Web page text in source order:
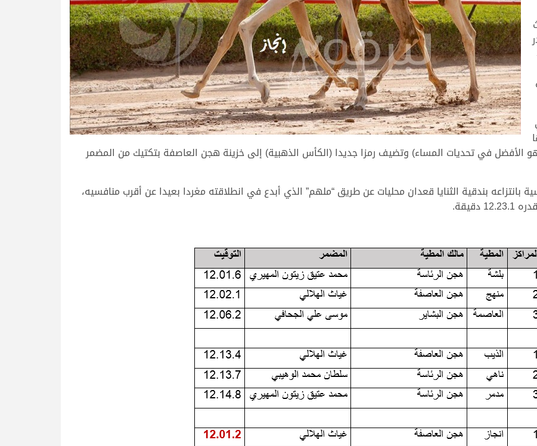
(هو الأفضل في تحديات المساء) وتضيف رمزا جديدا (الكأس الذهبية) إلى خزينة هجن العاصفة بتكتيك من المضمر
بندقية الثنايا قعدان محليات عن طريق “ملهم” الذي أبدع في انطلاقته مغردا بعيدا عن أقرب منافسيه،